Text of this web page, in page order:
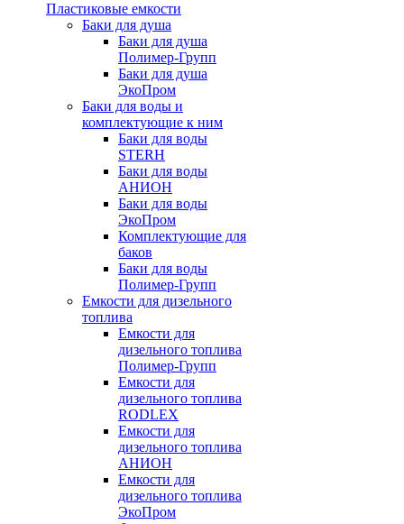
Пластиковые емкости
Баки для душа
Баки для душа
Полимер-Групп
Баки для душа
ЭкоПром
Баки для воды и
комплектующие к ним
Баки для воды
STERH
Баки для воды
АНИОН
Баки для воды
ЭкоПром
Комплектующие для
баков
Баки для воды
Полимер-Групп
Емкости для дизельного
топлива
Емкости для
дизельного топлива
Полимер-Групп
Емкости для
дизельного топлива
RODLEX
Емкости для
дизельного топлива
АНИОН
Емкости для
дизельного топлива
ЭкоПром